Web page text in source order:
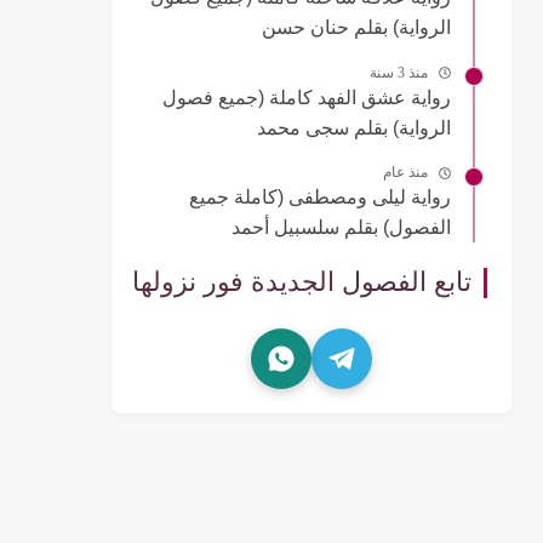
الرواية) بقلم حنان حسن
منذ 3 سنة
رواية عشق الفهد كاملة (جميع فصول
الرواية) بقلم سجى محمد
منذ عام
رواية ليلى ومصطفى (كاملة جميع
الفصول) بقلم سلسبيل أحمد
تابع الفصول الجديدة فور نزولها